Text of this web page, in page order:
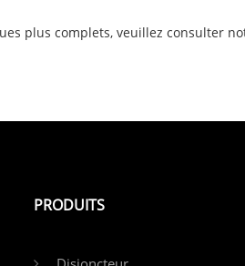
plus complets, veuillez consulter
PRODUITS